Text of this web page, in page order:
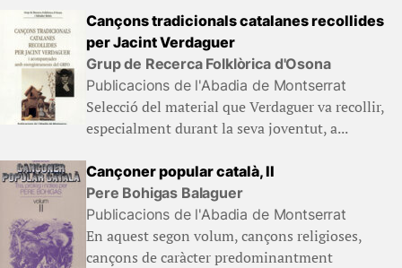
Cançons tradicionals catalanes recollides
per Jacint Verdaguer
Grup de Recerca Folklòrica d'Osona
Publicacions de l'Abadia de Montserrat
Selecció del material que Verdaguer va recollir,
especialment durant la seva joventut, a...
Cançoner popular català, II
Pere Bohigas Balaguer
Publicacions de l'Abadia de Montserrat
En aquest segon volum, cançons religioses,
cançons de caràcter predominantment